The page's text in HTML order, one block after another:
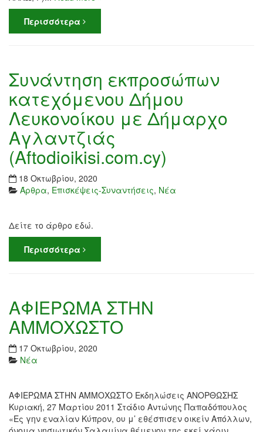
Περισσότερα
Συνάντηση εκπροσώπων
κατεχόμενου Δήμου
Λευκονοίκου με Δήμαρχο
Αγλαντζιάς
(Aftodioikisi.com.cy)
18 Οκτωβρίου, 2020
Άρθρα, Επισκέψεις-Συναντήσεις, Νέα
Δείτε το άρθρο εδώ.
Περισσότερα
ΑΦΙΕΡΩΜΑ ΣΤΗΝ
ΑΜΜΟΧΩΣΤΟ
17 Οκτωβρίου, 2020
Νέα
ΑΦΙΕΡΩΜΑ ΣΤΗΝ ΑΜΜΟΧΩΣΤΟ Εκδηλώσεις ΑΝΟΡΘΩΣΗΣ
Κυριακή, 27 Μαρτίου 2011 Στάδιο Αντώνης Παπαδόπουλος
«Ες γην εναλίαν Κύπρον, ου μ’ εθέσπισεν οικείν Απόλλων,